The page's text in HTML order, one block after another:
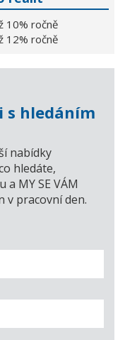
10% ročně
12% ročně
s hledáním
nabídky
hledáte,
MY SE VÁM
v pracovní den.